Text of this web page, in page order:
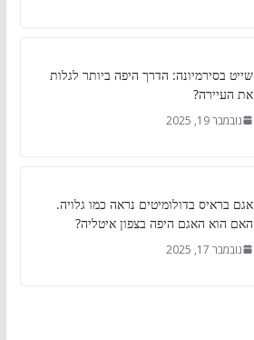
שייט בסירמיונה: הדרך היפה ביותר לגלות
את העיירה?
נובמבר 19, 2025
אגם בראיס בדולומיטים נראה כמו גלויה.
האם הוא האגם היפה בצפון איטליה?
נובמבר 17, 2025